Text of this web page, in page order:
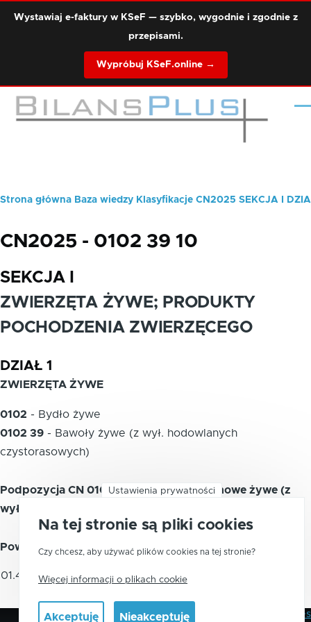
Wystawiaj e-faktury w KSeF — szybko, wygodnie i zgodnie z
przepisami.
Wypróbuj KSeF.online →
Ścieżka
Strona główna Baza wiedzy Klasyfikacje CN2025 SEKCJA I
CN2025 - 0102 39 10
SEKCJA I
ZWIERZĘTA ŻYWE; PRODUKTY
POCHODZENIA ZWIERZĘCEGO
DZIAŁ 1
ZWIERZĘTA ŻYWE
0102 - Bydło żywe
0102 39 - Bawoły żywe (z wył. hodowlanych
czystorasowych)
Podpozycja CN 0102 39 10 - Bawoły domowe żywe (z
wył. hodowlanych czystorasowych)
Powiązane kody PKWiU 2015
01.42.11.0
wyłączeniem cieląt
Polityka Prywatności Pliki Cookies
Ustawienia prywatności
Na tej stronie są pliki cookies
Czy chcesz, aby używać plików cookies na tej stronie?
Więcej informacji o plikach cookie
Akceptuję Nieakceptuję